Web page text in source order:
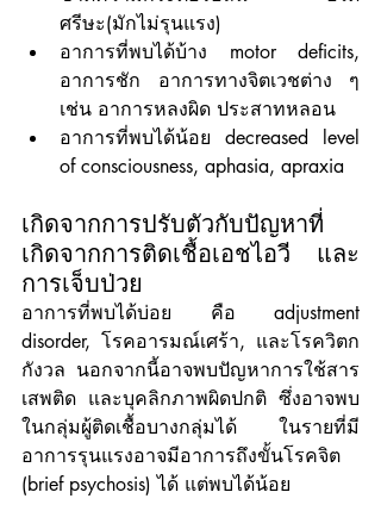
ศรีษะ(มักไม่รุนแรง)
อาการที่พบได้บ้าง motor deficits,
อาการชัก อาการทางจิตเวชต่าง ๆ
เช่น อาการหลงผิด ประสาทหลอน
อาการที่พบได้น้อย decreased level
of consciousness, aphasia, apraxia
เกิดจากการปรับตัวกับปัญหาที่
เกิดจากการติดเชื้อเอชไอวี และ
การเจ็บป่วย
อาการที่พบได้บ่อย คือ adjustment
disorder, โรคอารมณ์เศร้า, และโรควิตก
กังวล นอกจากนี้อาจพบปัญหาการใช้สาร
เสพติด และบุคลิกภาพผิดปกติ ซึ่งอาจพบ
ในกลุ่มผู้ติดเชื้อบางกลุ่มได้ ในรายที่มี
อาการรุนแรงอาจมีอาการถึงขั้นโรคจิต
(brief psychosis) ได้ แต่พบได้น้อย